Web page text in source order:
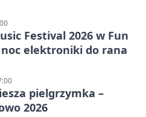
Festival 2026 w Fun
noc elektroniki do rana
pielgrzymka –
2026